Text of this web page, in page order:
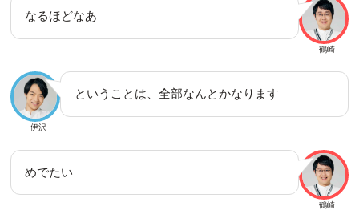
鶴崎
なるほどなあ
伊沢
ということは、全部なんとかなります
鶴崎
めでたい